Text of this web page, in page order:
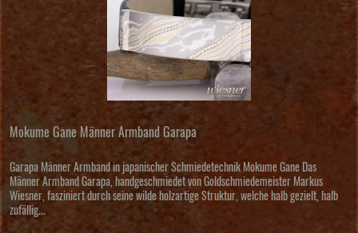
Mokume Gane Männer Armband Garapa
Garapa Männer Armband in japanischer Schmiedetechnik Mokume Gane Das
Männer Armband Garapa, handgeschmiedet von Goldschmiedemeister Markus
Wiesner, fasziniert durch seine wilde holzartige Struktur, welche halb gezielt, halb
zufällig...